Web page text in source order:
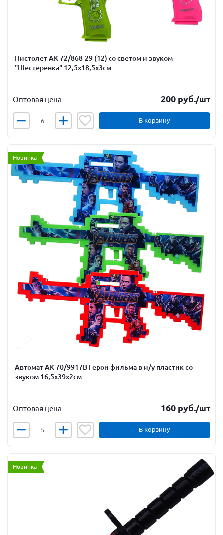
Пистолет АК-72/868-29 (12) со светом и звуком
"Шестеренка" 12,5х18,5х3см
Оптовая цена 200 руб./шт
В корзину
Новинка
Автомат АК-70/9917В Герои фильма в и/у пластик со
звуком 16,5х39х2см
Оптовая цена 160 руб./шт
В корзину
Новинка